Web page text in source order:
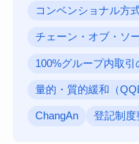
コンベンショナル方
チェーン・オブ・ソ
100%グループ内取
量的・質的緩和（
ChangAn 登記制度